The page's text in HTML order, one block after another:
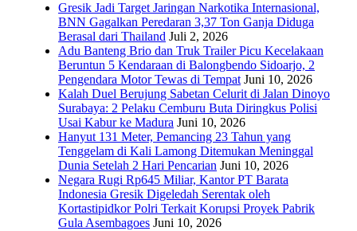
Gresik Jadi Target Jaringan Narkotika Internasional,
BNN Gagalkan Peredaran 3,37 Ton Ganja Diduga
Berasal dari Thailand Juli 2, 2026
Adu Banteng Brio dan Truk Trailer Picu Kecelakaan
Beruntun 5 Kendaraan di Balongbendo Sidoarjo, 2
Pengendara Motor Tewas di Tempat Juni 10, 2026
Kalah Duel Berujung Sabetan Celurit di Jalan Dinoyo
Surabaya: 2 Pelaku Cemburu Buta Diringkus Polisi
Usai Kabur ke Madura Juni 10, 2026
Hanyut 131 Meter, Pemancing 23 Tahun yang
Tenggelam di Kali Lamong Ditemukan Meninggal
Dunia Setelah 2 Hari Pencarian Juni 10, 2026
Negara Rugi Rp645 Miliar, Kantor PT Barata
Indonesia Gresik Digeledah Serentak oleh
Kortastipidkor Polri Terkait Korupsi Proyek Pabrik
Gula Asembagoes Juni 10, 2026